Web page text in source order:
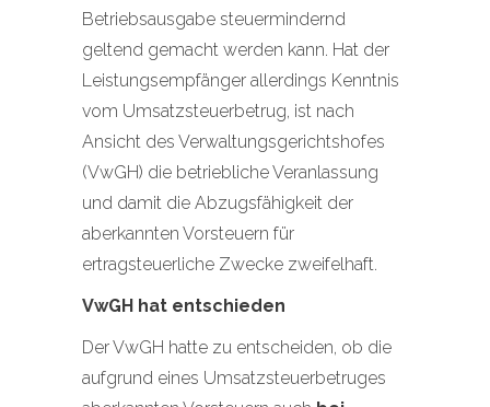
Betriebsausgabe steuermindernd
geltend gemacht werden kann. Hat der
Leistungsempfänger allerdings Kenntnis
vom Umsatzsteuerbetrug, ist nach
Ansicht des Verwaltungsgerichtshofes
(VwGH) die betriebliche Veranlassung
und damit die Abzugsfähigkeit der
aberkannten Vorsteuern für
ertragsteuerliche Zwecke zweifelhaft.
VwGH hat entschieden
Der VwGH hatte zu entscheiden, ob die
aufgrund eines Umsatzsteuerbetruges